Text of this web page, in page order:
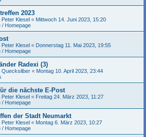
2023
Peter Klesel « Mittwoch 14. Juni 2023, 15:20
/ Homepage
Peter Klesel « Donnerstag 11. Mai 2023, 19:55
/ Homepage
Radexi (3)
Quecksilber « Montag 10. April 2023, 23:44
die nächste E-Post
Peter Klesel « Freitag 24. März 2023, 11:27
/ Homepage
der Stadt Neumarkt
Peter Klesel « Montag 6. März 2023, 10:27
/ Homepage